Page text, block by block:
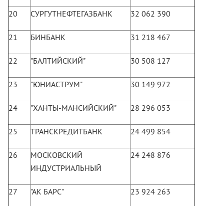
20 СУРГУТНЕФТЕГАЗБАНК 32 062 390
21 БИНБАНК 31 218 467
22 "БАЛТИЙСКИЙ" 30 508 127
23 "ЮНИАСТРУМ" 30 149 972
24 "ХАНТЫ-МАНСИЙСКИЙ" 28 296 053
25 ТРАНСКРЕДИТБАНК 24 499 854
26
МОСКОВСКИЙ
ИНДУСТРИАЛЬНЫЙ
24 248 876
27 "АК БАРС" 23 924 263